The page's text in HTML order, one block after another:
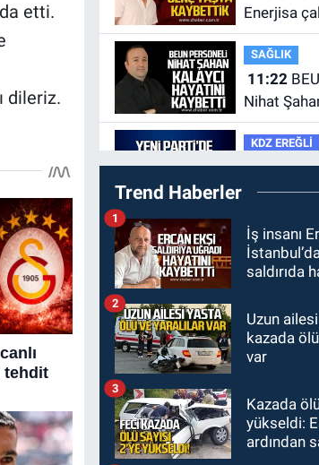
etti.
dileriz.
Enerjisa
Özaltın
kapılarak
kaybetti.
SAĞLIK
11:22BEUN personeli
Nihat
hayatını
KDZ EREĞLİ
10:01Yeni Parti'de
yönetim
SİYASET
09:47Yeni Parti Kdz.
Ereğli'de
KARABÜK
09:30Karabük'te 30
bin kişi
KDZ EREĞLİ
09:24Zonguldak'ta
gece-
Trend Haberler
İş insanı
saldırıda
1
Uzun
kazada
var
2
Kazada ölü
yükseldi:
ardından
3